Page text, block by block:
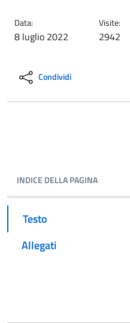
Data:
8 luglio 2022
Visite:
2942
Condividi
INDICE DELLA PAGINA
Testo
Allegati